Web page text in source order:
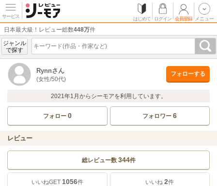
サービス はじめて ログイン 会員登録 メニュー
日本最大級！レビュー総数448万件
ジャンル
で探す
Rynnさん
(女性/50代)
フォローする
2021年1月からシーモアを利用しています。
フォロー 0 フォロワー6
レビュー
総レビュー数 344件
いいねGET 1056件 いいね2件